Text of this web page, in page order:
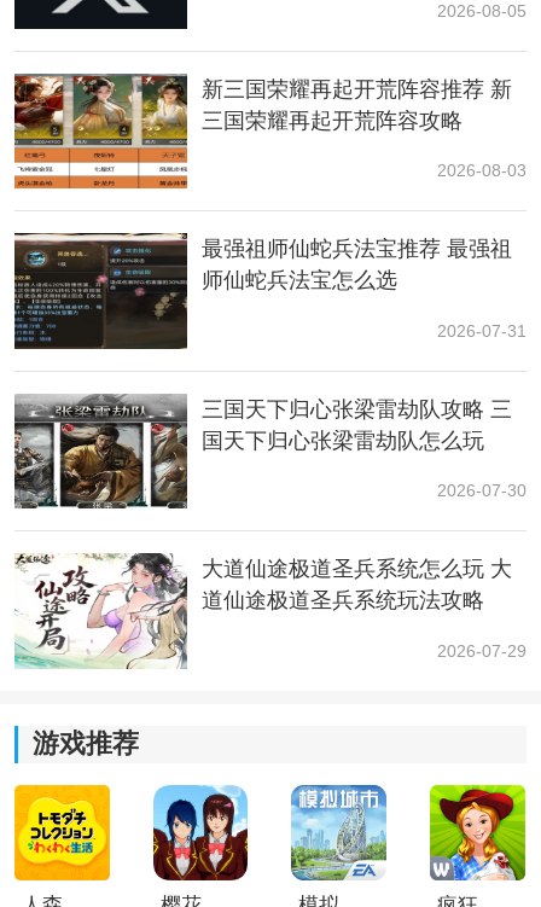
二、试玩范围
本次试玩DEMO时长为1-2小时，包含约20分钟的
《汜水关之战》这一
的内容。值得注意的是，官方
已经对汜水关的战斗流程进行了修改，正式版的流程将
有所不同。
PC玩家：可以直接在Steam平台的游戏页面找到试玩版
的下载选项，点击进入STEAM游戏主页进行下载。
PS5玩家与XSX、XSS玩家：可以直接在各自平台的商店
中找到游戏的下载入口。
2026-08-05
新三国荣耀再起开荒阵容推荐 新
三国荣耀再起开荒阵容攻略
2026-08-03
最强祖师仙蛇兵法宝推荐 最强祖
师仙蛇兵法宝怎么选
2026-07-31
三国天下归心张梁雷劫队攻略 三
国天下归心张梁雷劫队怎么玩
2026-07-30
大道仙途极道圣兵系统怎么玩 大
道仙途极道圣兵系统玩法攻略
2026-07-29
游戏推荐